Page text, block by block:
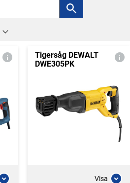
Tigersåg DEWALT
DWE305PK
Visa